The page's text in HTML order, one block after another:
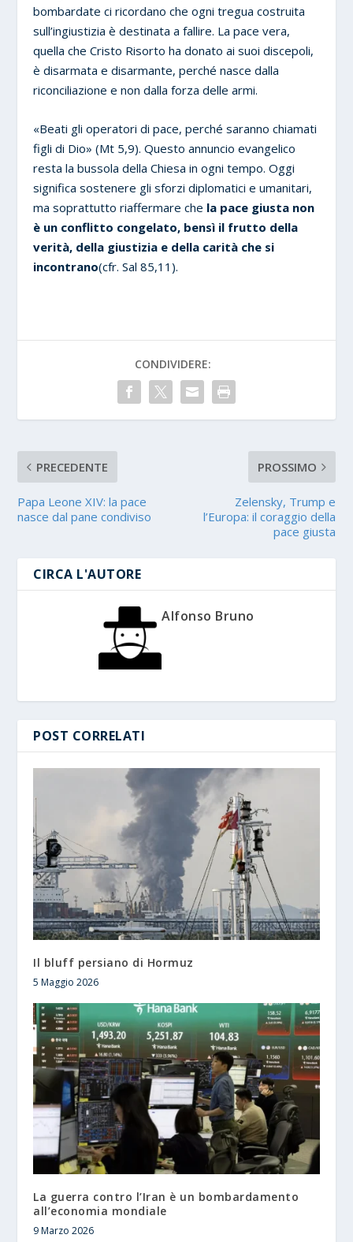
bombardate ci ricordano che ogni tregua costruita
sull’ingiustizia è destinata a fallire. La pace vera,
quella che Cristo Risorto ha donato ai suoi discepoli,
è disarmata e disarmante, perché nasce dalla
riconciliazione e non dalla forza delle armi.
«Beati gli operatori di pace, perché saranno chiamati
figli di Dio» (Mt 5,9). Questo annuncio evangelico
resta la bussola della Chiesa in ogni tempo. Oggi
significa sostenere gli sforzi diplomatici e umanitari,
ma soprattutto riaffermare che la pace giusta non
è un conflitto congelato, bensì il frutto della
verità, della giustizia e della carità che si
incontrano(cfr. Sal 85,11).
CONDIVIDERE:
PRECEDENTE
Papa Leone XIV: la pace
nasce dal pane condiviso
PROSSIMO
Zelensky, Trump e
l’Europa: il coraggio della
pace giusta
CIRCA L'AUTORE
Alfonso Bruno
POST CORRELATI
Il bluff persiano di Hormuz
5 Maggio 2026
La guerra contro l’Iran è un bombardamento
all’economia mondiale
9 Marzo 2026